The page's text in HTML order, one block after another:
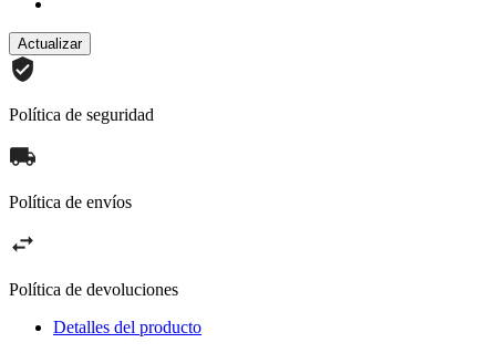
Política de seguridad
Política de envíos
Política de devoluciones
Detalles del producto